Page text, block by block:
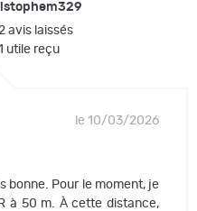
avis laissés
utile reçu
le 10/03/2026
bonne. Pour le moment, je
à 50 m. À cette distance,